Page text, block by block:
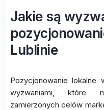
Jakie są
Lublinie
Pozycjonowanie
wyzwaniami, które
zamierzonych celów